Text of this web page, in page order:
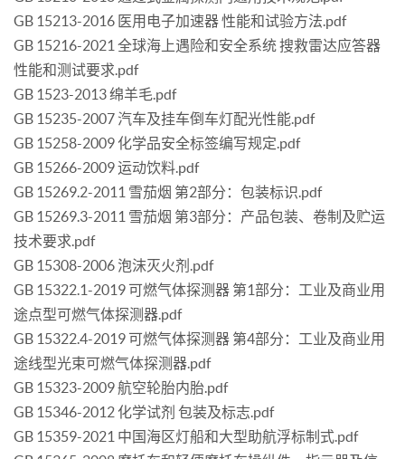
GB 15213-2016 医用电子加速器 性能和试验方法.pdf
GB 15216-2021 全球海上遇险和安全系统 搜救雷达应答器
性能和测试要求.pdf
GB 1523-2013 绵羊毛.pdf
GB 15235-2007 汽车及挂车倒车灯配光性能.pdf
GB 15258-2009 化学品安全标签编写规定.pdf
GB 15266-2009 运动饮料.pdf
GB 15269.2-2011 雪茄烟 第2部分：包装标识.pdf
GB 15269.3-2011 雪茄烟 第3部分：产品包装、卷制及贮运
技术要求.pdf
GB 15308-2006 泡沫灭火剂.pdf
GB 15322.1-2019 可燃气体探测器 第1部分：工业及商业用
途点型可燃气体探测器.pdf
GB 15322.4-2019 可燃气体探测器 第4部分：工业及商业用
途线型光束可燃气体探测器.pdf
GB 15323-2009 航空轮胎内胎.pdf
GB 15346-2012 化学试剂 包装及标志.pdf
GB 15359-2021 中国海区灯船和大型助航浮标制式.pdf